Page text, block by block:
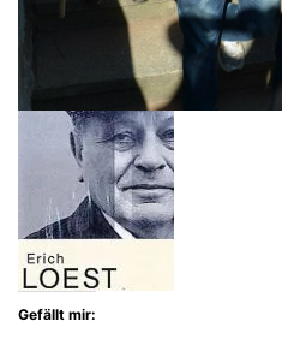
Gefällt mir: